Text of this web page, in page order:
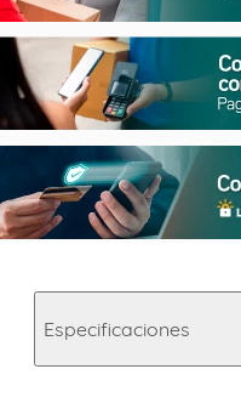
Especificaciones